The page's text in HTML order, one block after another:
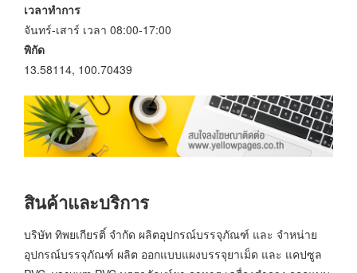
เวลาทำการ
จันทร์-เสาร์ เวลา 08:00-17:00
พิกัด
13.58114, 100.70439
สินค้าและบริการ
บริษัท ทิพยเกียรติ์ จำกัด ผลิตอุปกรณ์บรรจุภัณฑ์ และ จำหน่าย
อุปกรณ์บรรจุภัณฑ์ ผลิต ออกแบบแผงบรรจุยาเม็ด และ แคปซูล